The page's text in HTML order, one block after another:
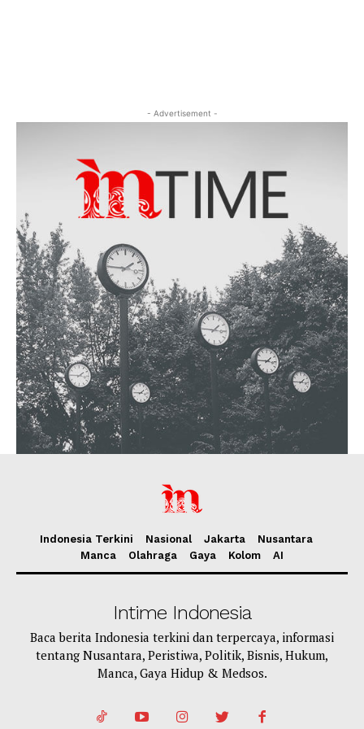
- Advertisement -
Indonesia Terkini Nasional Jakarta
Nusantara
Manca
Olahraga Gaya Kolom AI
Intime Indonesia
Baca berita Indonesia terkini dan terpercaya, informasi
tentang Nusantara, Peristiwa, Politik, Bisnis, Hukum,
Manca, Gaya Hidup & Medsos.